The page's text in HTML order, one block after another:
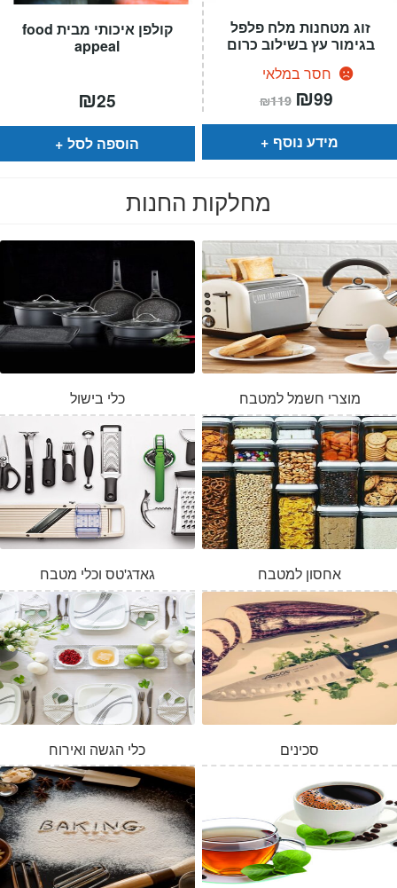
קולפן איכותי מבית food
appeal
₪25
הוספה לסל
זוג מטחנות מלח פלפל
בגימור עץ בשילוב כרום
חסר במלאי
₪119 המחיר
המקורי
היה:
₪119.
₪99
הוא:
מידע נוסף
מחלקות החנות
כלי בישול מוצרי חשמל למטבח
גאדג'טס וכלי מטבח אחסון למטבח
כלי הגשה ואירוח סכינים